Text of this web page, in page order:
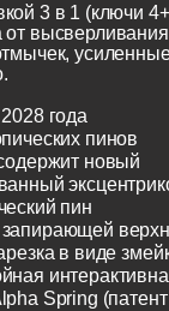
3 в 1 (ключи
от
года
пинов
новый
пин
в виде
Spring